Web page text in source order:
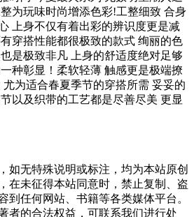
为玩味时尚增添色彩!工整细致 合身
上身不仅有着出彩的辨识度更是减
穿搭性能都很极致的款式 绚丽的色
是极致非凡 上身的舒适度绝对足够
种彰显！柔软轻薄 触感更是极端撩
尤为适合春夏季节的穿搭所需 妥妥的
以及织带的工艺都是尽善尽美 更显
如无特殊说明或标注，均为本站原创
在未征得本站同意时，禁止复制、盗
到任何网站、书籍等各类媒体平台。
者的合法权益，可联系我们进行处